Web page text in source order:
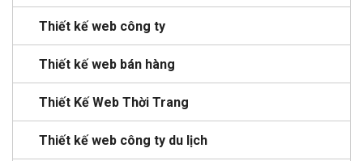
Thiết kế web công ty
Thiết kế web bán hàng
Thiết Kế Web Thời Trang
Thiết kế web công ty du lịch